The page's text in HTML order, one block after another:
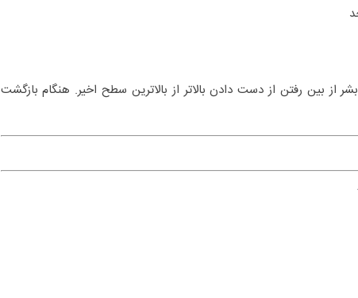
بشر از بین رفتن از دست دادن بالاتر از بالاترین سطح اخیر. هنگام بازگشت